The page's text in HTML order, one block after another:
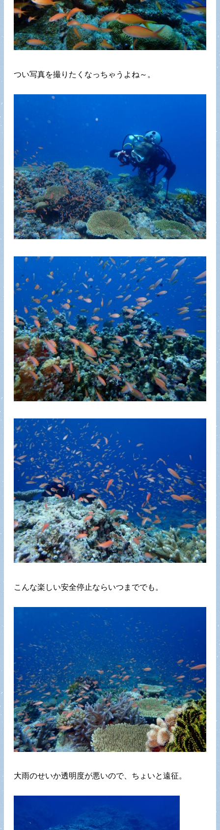
つい写真を撮りたくなっちゃうよね～。
こんな楽しい安全停止ならいつまででも。
大雨のせいか透明度が悪いので、ちょいと遠征。